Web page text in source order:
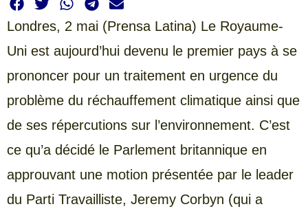
Londres, 2 mai (Prensa Latina) Le Royaume-
Uni est aujourd’hui devenu le premier pays à se
prononcer pour un traitement en urgence du
problème du réchauffement climatique ainsi que
de ses répercutions sur l’environnement. C’est
ce qu’a décidé le Parlement britannique en
approuvant une motion présentée par le leader
du Parti Travailliste, Jeremy Corbyn (qui a